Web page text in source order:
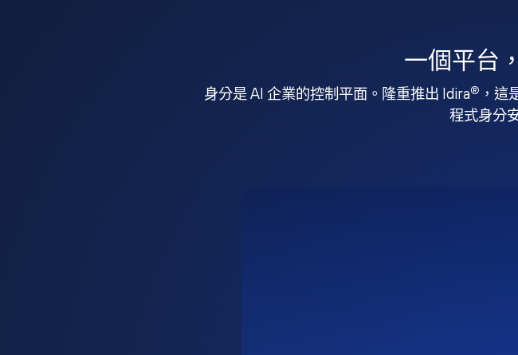
一個平台，
身分是 AI 企業的控制平面。隆重推出 Idira® ，這
程式身分